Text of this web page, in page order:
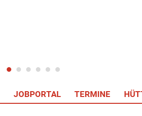
JOBPORTAL TERMINE